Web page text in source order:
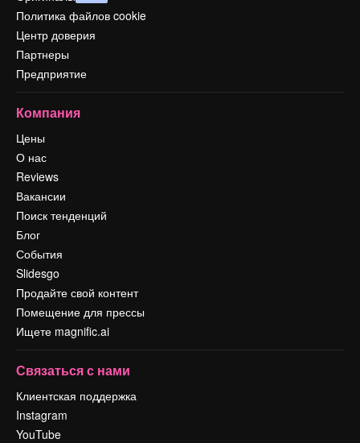
Политика файлов cookie
Центр доверия
Партнеры
Предприятие
Компания
Цены
О нас
Reviews
Вакансии
Поиск тенденций
Блог
События
Slidesgo
Продайте свой контент
Помещение для прессы
Ищете magnific.ai
Связаться с нами
Клиентская поддержка
Instagram
YouTube